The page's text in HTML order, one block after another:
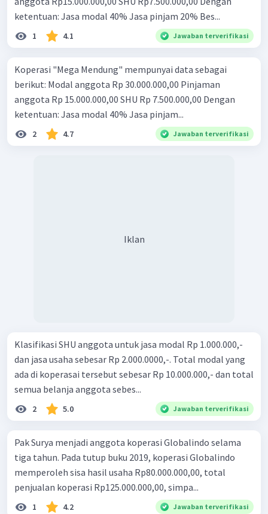
ketentuan: Jasa modal 40% Jasa pinjam 20% Bes...
1 4.1 Jawaban terverifikasi
Koperasi "Mega Mendung" mempunyai data sebagai
berikut: Modal anggota Rp 30.000.000,00 Pinjaman
anggota Rp 15.000.000,00 SHU Rp 7.500.000,00 Dengan
ketentuan: Jasa modal 40% Jasa pinjam...
2 4.7 Jawaban terverifikasi
Iklan
Klasifikasi SHU anggota untuk jasa modal Rp 1.000.000,-
dan jasa usaha sebesar Rp 2.000.0000,-. Total modal yang
ada di koperasai tersebut sebesar Rp 10.000.000,- dan total
semua belanja anggota sebes...
2 5.0 Jawaban terverifikasi
Pak Surya menjadi anggota koperasi Globalindo selama
tiga tahun. Pada tutup buku 2019, koperasi Globalindo
memperoleh sisa hasil usaha Rp80.000.000,00, total
penjualan koperasi Rp125.000.000,00, simpa...
1 4.2 Jawaban terverifikasi